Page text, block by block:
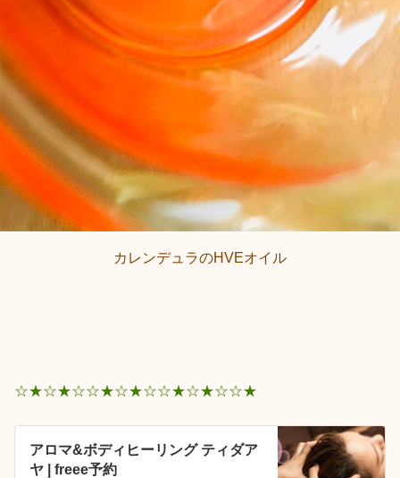
カレンデュラのHVEオイル
☆★☆★☆☆★☆★☆☆★☆★☆☆★
アロマ&ボディヒーリング ティダア
ヤ | freee予約